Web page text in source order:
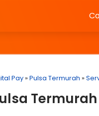
Pay »Pulsa Termurah »